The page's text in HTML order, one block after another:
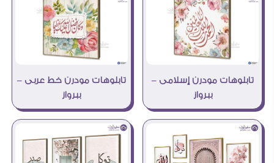
تابلوهات مودرن إسلامى –
ببرواز
تابلوهات مودرن خط عربى –
ببرواز